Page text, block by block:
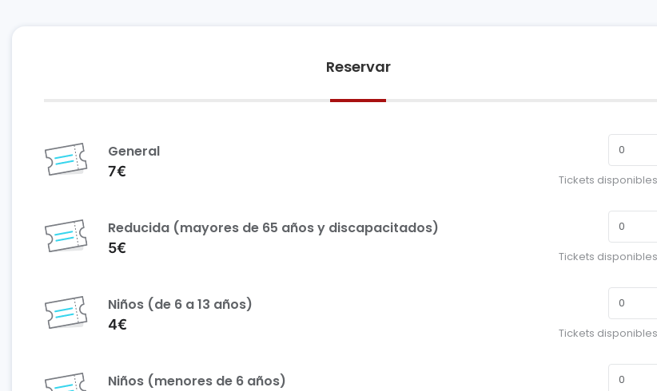
Reservar
General
7€
Tickets
Reducida (mayores de 65 años y discapacitados)
5€
Tickets
Niños (de 6 a 13 años)
4€
Tickets
Niños (menores de 6 años)